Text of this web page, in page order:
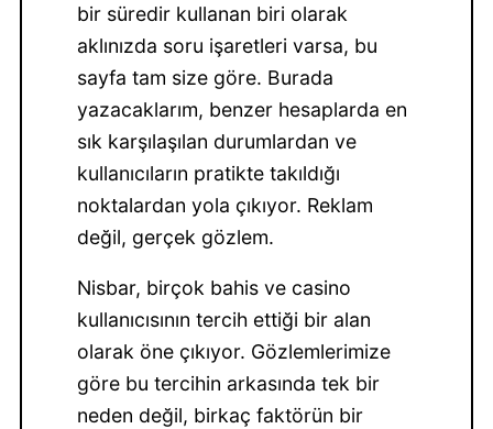
bir süredir kullanan biri olarak
aklınızda soru işaretleri varsa, bu
sayfa tam size göre. Burada
yazacaklarım, benzer hesaplarda en
sık karşılaşılan durumlardan ve
kullanıcıların pratikte takıldığı
noktalardan yola çıkıyor. Reklam
değil, gerçek gözlem.
Nisbar, birçok bahis ve casino
kullanıcısının tercih ettiği bir alan
olarak öne çıkıyor. Gözlemlerimize
göre bu tercihin arkasında tek bir
neden değil, birkaç faktörün bir